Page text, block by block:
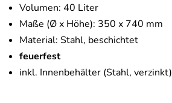
Volumen: 40 Liter
Maße (Ø x Höhe): 350 x 740 mm
Material: Stahl, beschichtet
feuerfest
inkl. Innenbehälter (Stahl, verzinkt)